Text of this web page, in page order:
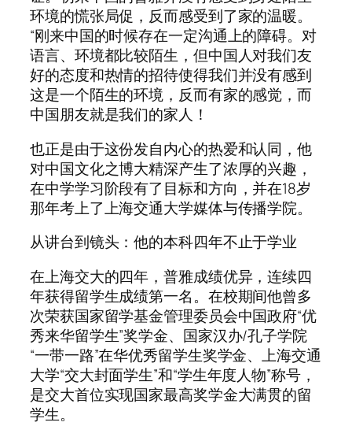
环境的慌张局促，反而感受到了家的温暖。
“刚来中国的时候存在一定沟通上的障碍。对
语言、环境都比较陌生，但中国人对我们友
好的态度和热情的招待使得我们并没有感到
这是一个陌生的环境，反而有家的感觉，而
中国朋友就是我们的家人！
也正是由于这份发自内心的热爱和认同，他
对中国文化之博大精深产生了浓厚的兴趣，
在中学学习阶段有了目标和方向，并在18岁
那年考上了上海交通大学媒体与传播学院。
从讲台到镜头：他的本科四年不止于学业
在上海交大的四年，普雅成绩优异，连续四
年获得留学生成绩第一名。在校期间他曾多
次荣获国家留学基金管理委员会中国政府“优
秀来华留学生”奖学金、国家汉办/孔子学院
“一带一路”在华优秀留学生奖学金、上海交通
大学“交大封面学生”和“学生年度人物”称号，
是交大首位实现国家最高奖学金大满贯的留
学生。